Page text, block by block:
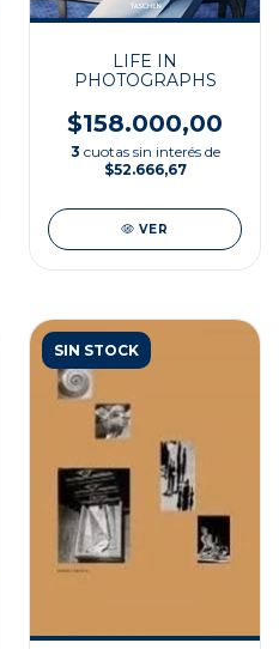
LIFE IN
PHOTOGRAPHS
$158.000,00
3 cuotas sin interés de
$52.666,67
VER
SIN STOCK